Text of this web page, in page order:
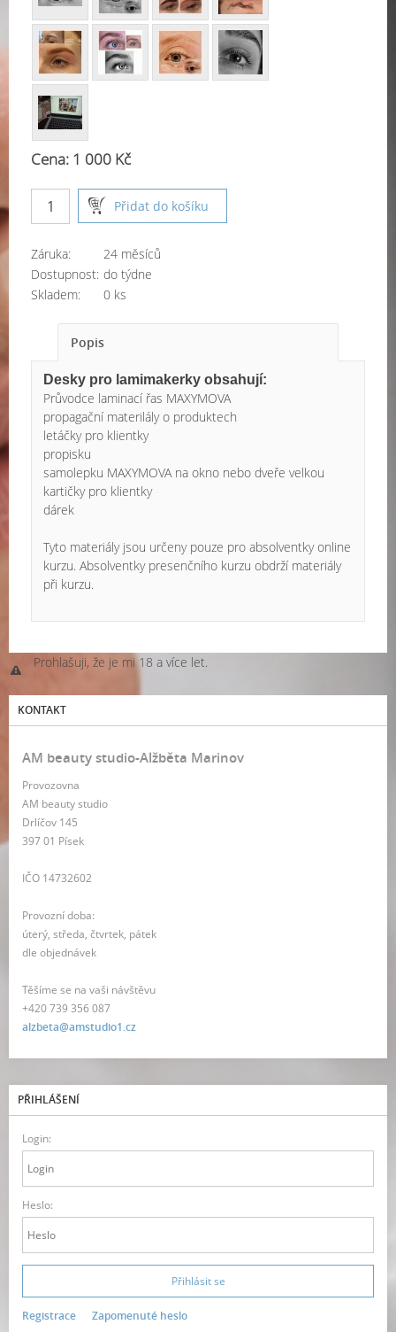
Cena: 1 000 Kč
Záruka:
24 měsíců
Dostupnost: do týdne
Skladem:
0 ks
Popis
Desky pro lamimakerky obsahují:
Průvodce laminací řas MAXYMOVA
propagační materilály o produktech
letáčky pro klientky
propisku
samolepku MAXYMOVA na okno nebo dveře velkou
kartičky pro klientky
dárek
Tyto materiály jsou určeny pouze pro absolventky online
kurzu. Absolventky presenčního kurzu obdrží materiály
při kurzu.
Prohlašuji, že je mi 18 a více let.
KONTAKT
AM beauty studio-Alžběta Marinov
Provozovna
AM beauty studio
Drlíčov 145
397 01 Písek
IČO 14732602
Provozní doba:
úterý, středa, čtvrtek, pátek
dle objednávek
Těšíme se na vaši návštěvu
+420 739 356 087
alzbeta@amstudio1.cz
PŘIHLÁŠENÍ
Login:
Heslo:
Registrace Zapomenuté heslo